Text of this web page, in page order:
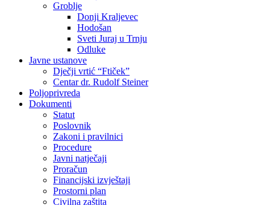
Groblje
Donji Kraljevec
Hodošan
Sveti Juraj u Trnju
Odluke
Javne ustanove
Dječji vrtić “Ftiček”
Centar dr. Rudolf Steiner
Poljoprivreda
Dokumenti
Statut
Poslovnik
Zakoni i pravilnici
Procedure
Javni natječaji
Proračun
Financijski izvještaji
Prostorni plan
Civilna zaštita